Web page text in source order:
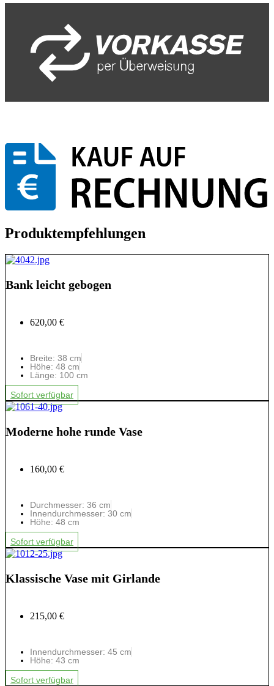
Produktempfehlungen
Bank leicht gebogen
620,00 €
Breite: 38 cm
Höhe: 48 cm
Länge: 100 cm
Sofort verfügbar
Moderne hohe runde Vase
160,00 €
Durchmesser: 36 cm
Innendurchmesser: 30 cm
Höhe: 48 cm
Sofort verfügbar
Klassische Vase mit Girlande
215,00 €
Innendurchmesser: 45 cm
Höhe: 43 cm
Sofort verfügbar